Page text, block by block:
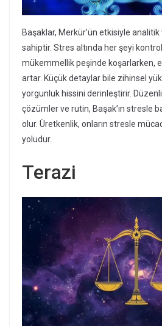
Başaklar, Merkür’ün etkisiyle analitik
sahiptir. Stres altında her şeyi
mükemmellik peşinde koşarlarken,
artar. Küçük detaylar bile zihinsel
yorgunluk hissini derinleştirir.
çözümler ve rutin, Başak’ın stresle
olur. Üretkenlik, onların stresle
yoludur.
Terazi